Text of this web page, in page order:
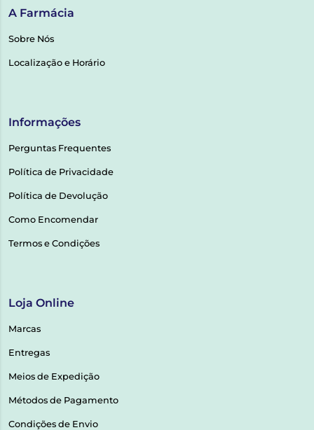
A Farmácia
Sobre Nós
Localização e Horário
Informações
Perguntas Frequentes
Política de Privacidade
Política de Devolução
Como Encomendar
Termos e Condições
Loja Online
Marcas
Entregas
Meios de Expedição
Métodos de Pagamento
Condições de Envio